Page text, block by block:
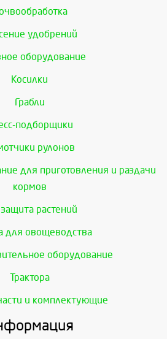
удобрений
оборудование
Косилки
Грабли
подборщики
рулонов
для приготовления и раздачи
кормов
растений
для овощеводства
оборудование
Трактора
и комплектующие